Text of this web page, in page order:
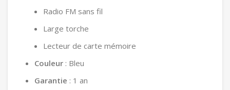
Radio FM sans fil
Large torche
Lecteur de carte mémoire
Couleur : Bleu
Garantie : 1 an